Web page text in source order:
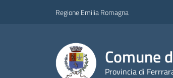
Regione Emilia Romagna
Comune
Provincia di